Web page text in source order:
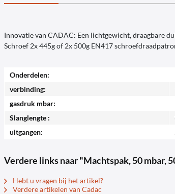
Innovatie van CADAC: Een lichtgewicht, draagbare
Schroef 2x 445g of 2x 500g EN417
Onderdelen:
verbinding:
gasdruk mbar:
Slanglengte :
uitgangen:
Verdere links naar "Machtspak, 50 mbar,
Hebt u vragen bij het artikel?
Verdere artikelen van Cadac